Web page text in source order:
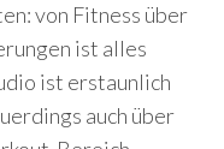
von Fitness über
ist alles
ist erstaunlich
auch über